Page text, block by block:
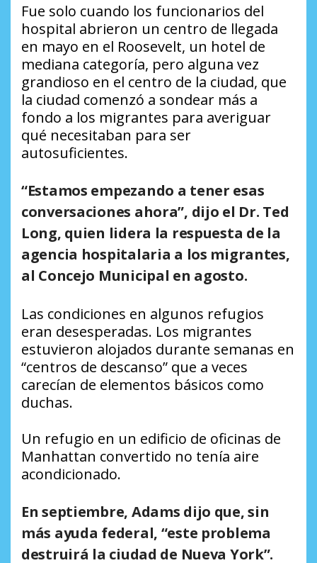
Fue solo cuando los funcionarios del
hospital abrieron un centro de llegada
en mayo en el Roosevelt, un hotel de
mediana categoría, pero alguna vez
grandioso en el centro de la ciudad, que
la ciudad comenzó a sondear más a
fondo a los migrantes para averiguar
qué necesitaban para ser
autosuficientes.
“Estamos empezando a tener esas
conversaciones ahora”, dijo el Dr. Ted
Long, quien lidera la respuesta de la
agencia hospitalaria a los migrantes,
al Concejo Municipal en agosto.
Las condiciones en algunos refugios
eran desesperadas. Los migrantes
estuvieron alojados durante semanas en
“centros de descanso” que a veces
carecían de elementos básicos como
duchas.
Un refugio en un edificio de oficinas de
Manhattan convertido no tenía aire
acondicionado.
En septiembre, Adams dijo que, sin
más ayuda federal, “este problema
destruirá la ciudad de Nueva York”.